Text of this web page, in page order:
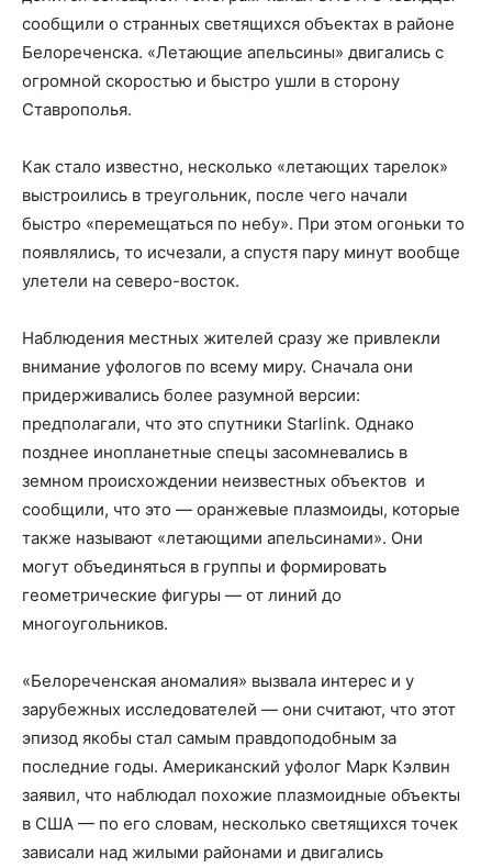
сообщили о странных светящихся объектах в районе
Белореченска. «Летающие апельсины» двигались с
огромной скоростью и быстро ушли в сторону
Ставрополья.
Как стало известно, несколько «летающих тарелок»
выстроились в треугольник, после чего начали
быстро «перемещаться по небу». При этом огоньки то
появлялись, то исчезали, а спустя пару минут вообще
улетели на северо-восток.
Наблюдения местных жителей сразу же привлекли
внимание уфологов по всему миру. Сначала они
придерживались более разумной версии:
предполагали, что это спутники Starlink. Однако
позднее инопланетные спецы засомневались в
земном происхождении неизвестных объектов и
сообщили, что это — оранжевые плазмоиды, которые
также называют «летающими апельсинами». Они
могут объединяться в группы и формировать
геометрические фигуры — от линий до
многоугольников.
«Белореченская аномалия» вызвала интерес и у
зарубежных исследователей — они считают, что этот
эпизод якобы стал самым правдоподобным за
последние годы. Американский уфолог Марк Кэлвин
заявил, что наблюдал похожие плазмоидные объекты
в США — по его словам, несколько светящихся точек
зависали над жилыми районами и двигались